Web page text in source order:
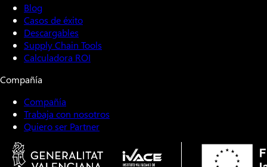
Blog
Casos de éxito
Descargables
Supply Chain Tools
Calculadora ROI
Compañía
Compañía
Trabaja con nosotros
Quiero ser Partner